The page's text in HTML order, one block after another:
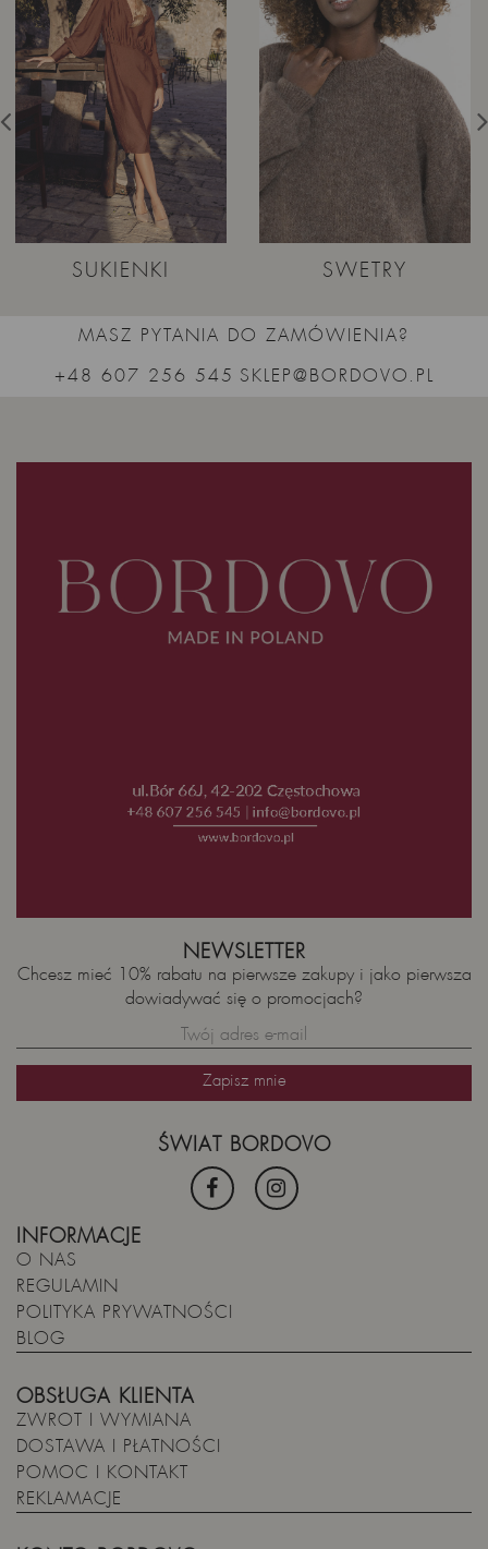
SUKIENKI SWETRY
MASZ PYTANIA DO ZAMÓWIENIA?
+48 607 256 545 SKLEP@BORDOVO.PL
INFORMACJE
O NAS
REGULAMIN
POLITYKA PRYWATNOŚCI
BLOG
OBSŁUGA KLIENTA
ZWROT I WYMIANA
DOSTAWA I PŁATNOŚCI
POMOC I KONTAKT
REKLAMACJE
ŚWIAT BORDOVO
NEWSLETTER
Chcesz mieć 10% rabatu na pierwsze zakupy i jako pierwsza
dowiadywać się o promocjach?